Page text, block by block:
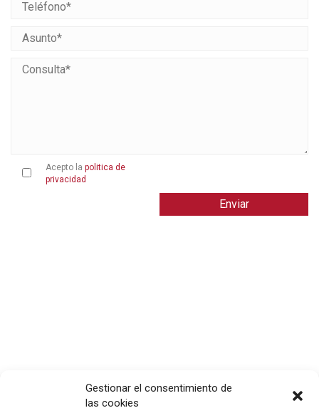
Gestionar el consentimiento de
las cookies
Acepto la politica de
privacidad